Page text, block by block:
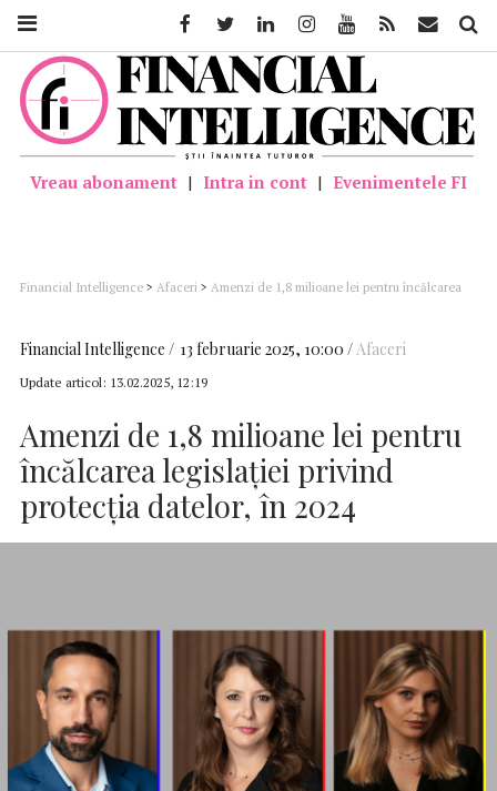
Vreau abonament | Intra in cont | Evenimentele FI
Financial Intelligence > Afaceri > Amenzi de 1,8 milioane lei pentru încălcarea
Financial Intelligence 13 februarie 2025, 10:00 Afaceri
Update articol: 13.02.2025, 12:19
Amenzi de 1,8 milioane lei pentru
încălcarea legislației privind
protecția datelor, în 2024
FacebookTwitter LinkedinInstagramYoutube Feed Mail